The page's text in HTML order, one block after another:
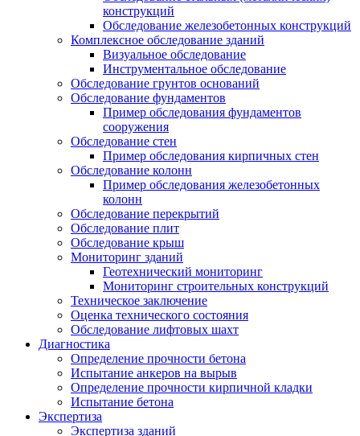
конструкций
Обследование железобетонных конструкций
Комплексное обследование зданий
Визуальное обследование
Инструментальное обследование
Обследование грунтов оснований
Обследование фундаментов
Пример обследования фундаментов
сооружения
Обследование стен
Пример обследования кирпичных стен
Обследование колонн
Пример обследования железобетонных
колонн
Обследование перекрытий
Обследование плит
Обследование крыш
Мониторинг зданий
Геотехнический мониторинг
Мониторинг строительных конструкций
Техническое заключение
Оценка технического состояния
Обследование лифтовых шахт
Диагностика
Определение прочности бетона
Испытание анкеров на вырыв
Определение прочности кирпичной кладки
Испытание бетона
Экспертиза
Экспертиза зданий